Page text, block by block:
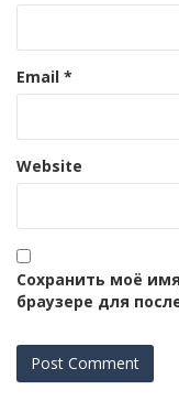
Email *
Website
Сохранить моё
браузере для